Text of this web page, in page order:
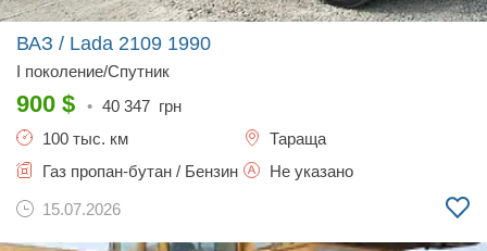
ВАЗ / Lada 2109 1990
I поколение/Спутник
900 $ • 40 347 грн
100 тыс. км
Тараща
Газ пропан-бутан / Бензин
Не указано
15.07.2026